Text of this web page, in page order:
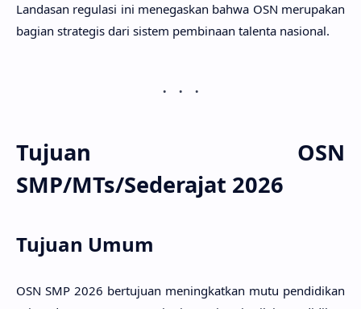
Landasan regulasi ini menegaskan bahwa OSN merupakan
bagian strategis dari sistem pembinaan talenta nasional.
Tujuan OSN
SMP/MTs/Sederajat 2026
Tujuan Umum
OSN SMP 2026 bertujuan meningkatkan mutu pendidikan